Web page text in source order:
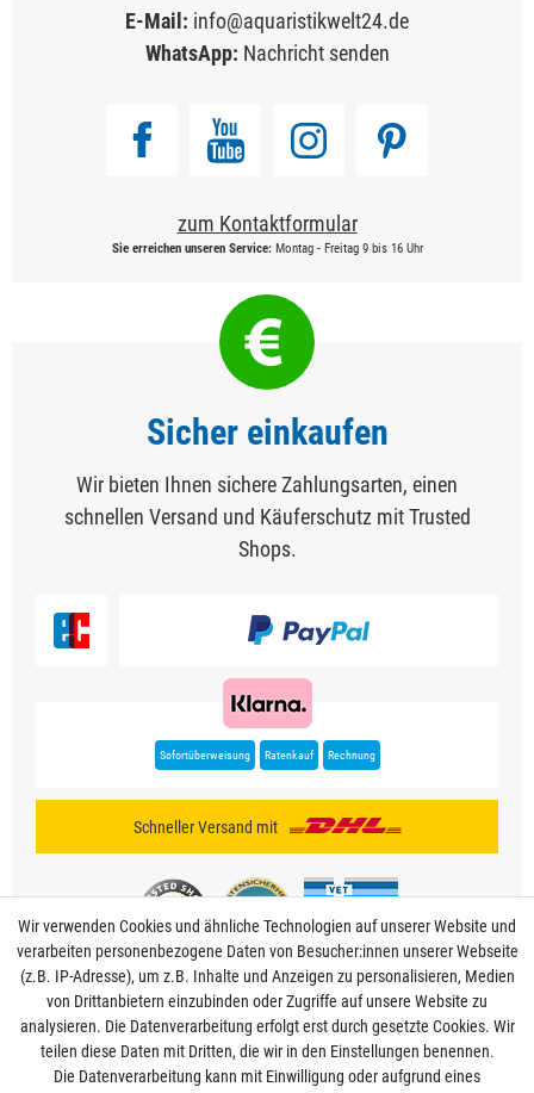
E-Mail: info@aquaristikwelt24.de
WhatsApp: Nachricht senden
zum Kontaktformular
Sie erreichen unseren Service:Montag - Freitag 9 bis 16 Uhr
Sicher einkaufen
Wir bieten Ihnen sichere Zahlungsarten, einen
schnellen Versand und Käuferschutz mit Trusted
Shops.
Sofortüberweisung Ratenkauf Rechnung
Schneller Versand mit
Mein Konto
Wir verwenden Cookies und ähnliche Technologien auf unserer Website und
verarbeiten personenbezogene Daten von Besucher:innen unserer Webseite
(z.B. IP-Adresse), um z.B. Inhalte und Anzeigen zu personalisieren, Medien
von Drittanbietern einzubinden oder Zugriffe auf unsere Website zu
analysieren. Die Datenverarbeitung erfolgt erst durch gesetzte Cookies. Wir
teilen diese Daten mit Dritten, die wir in den Einstellungen benennen.
Die Datenverarbeitung kann mit Einwilligung oder aufgrund eines